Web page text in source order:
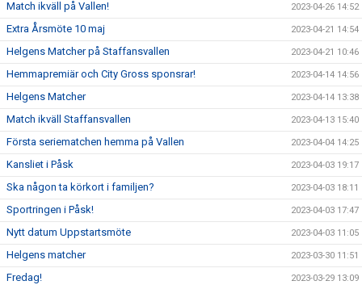
Match ikväll på Vallen! 2023-04-26 14:52
Extra Årsmöte 10 maj 2023-04-21 14:54
Helgens Matcher på Staffansvallen 2023-04-21 10:46
Hemmapremiär och City Gross sponsrar! 2023-04-14 14:56
Helgens Matcher 2023-04-14 13:38
Match ikväll Staffansvallen 2023-04-13 15:40
Första seriematchen hemma på Vallen 2023-04-04 14:25
Kansliet i Påsk 2023-04-03 19:17
Ska någon ta körkort i familjen? 2023-04-03 18:11
Sportringen i Påsk! 2023-04-03 17:47
Nytt datum Uppstartsmöte 2023-04-03 11:05
Helgens matcher 2023-03-30 11:51
Fredag! 2023-03-29 13:09